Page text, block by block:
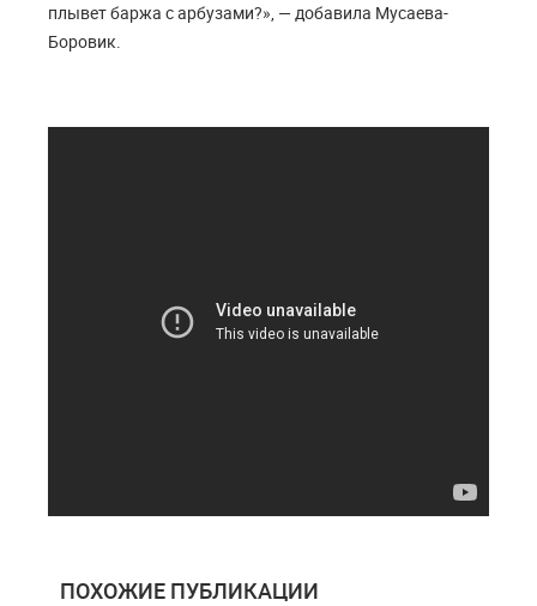
плывет баржа с арбузами?», — добавила Мусаева-
Боровик.
ПОХОЖИЕ ПУБЛИКАЦИИ